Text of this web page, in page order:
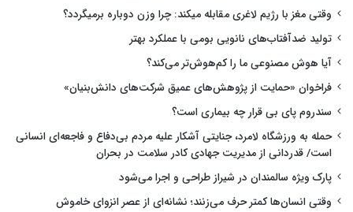
وقتی مغز با رژیم لاغری مقابله میکند: چرا وزن دوباره برمیگردد؟
تولید ضدآفتاب‌های نانویی بومی با عملکرد بهتر
آیا هوش مصنوعی ما را کم‌هوش‌تر می‌کند؟
فراخوان «حمایت از پژوهش‌های عمیق شرکت‌های دانش‌بنیان»
سندروم پای بی قرار چه بیماری است؟
حمله به ورزشگاه لامرد، جنایتی آشکار علیه مردم بی‌دفاع و فاجعه‌ای انسانی
است/ قدردانی از مدیریت جهادی کادر سلامت در بحران
پارک ویژه سالمندان در شیراز طراحی و اجرا می‌شود
وقتی انسان‌ها کمتر حرف می‌زنند؛ نشانه‌ای از عصر انزوای خاموش